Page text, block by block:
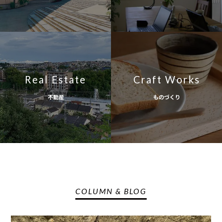
Real Estate
不動産
Craft Works
ものづくり
COLUMN & BLOG